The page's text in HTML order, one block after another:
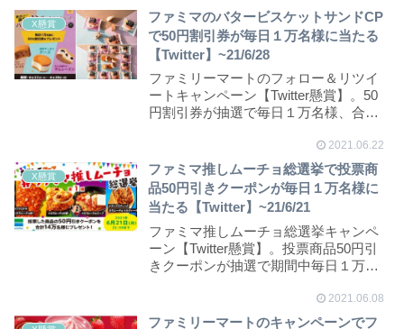
X懸賞
ファミマのバタービスケットサンドCP
で50円割引券が毎日１万名様に当たる
【Twitter】~21/6/28
ファミリーマートのフォロー＆リツイ
ートキャンペーン【Twitter懸賞】。50
円割引券が抽選で毎日１万名様、合計
2021.06.22
X懸賞
ファミマ推しムーチョ総選挙で投票商
品50円引きクーポンが毎日１万名様に
当たる【Twitter】~21/6/21
ファミマ推しムーチョ総選挙キャンペ
ーン【Twitter懸賞】。投票商品50円引
きクーポンが抽選で期間中毎日１万名
2021.06.08
ファミリーマートのキャンペーンでフ